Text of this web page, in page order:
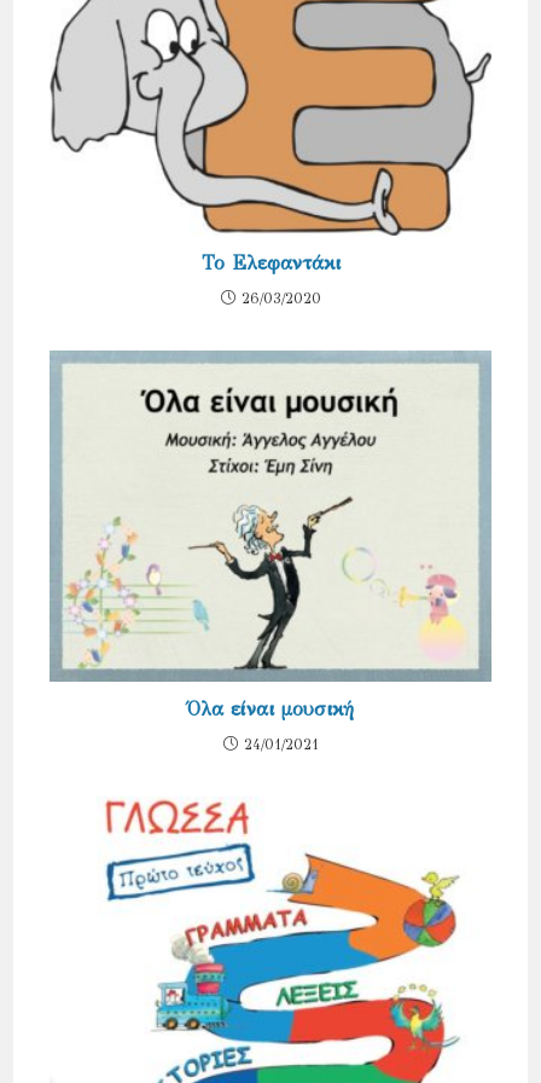
Το Ελεφαντάκι
26/03/2020
Όλα είναι μουσική
24/01/2021